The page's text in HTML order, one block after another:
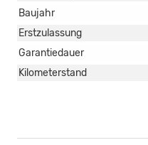
Baujahr
Erstzulassung
Garantiedauer
Kilometerstand